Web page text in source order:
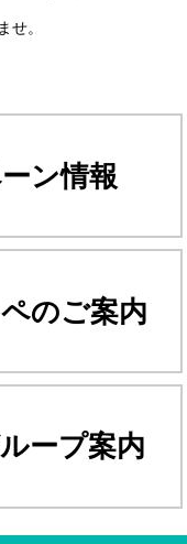
せ。
ン情報
のご案内
ープ案内